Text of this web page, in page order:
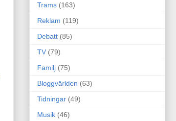
Trams (163)
Reklam (119)
Debatt (85)
TV (79)
Familj (75)
Bloggvärlden (63)
Tidningar (49)
Musik (46)